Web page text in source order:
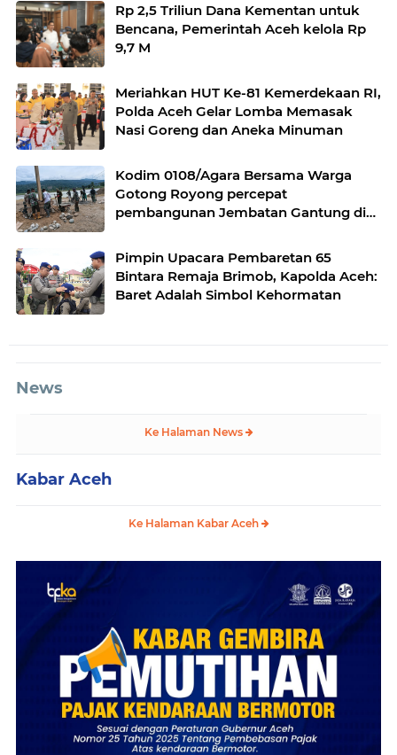
Rp 2,5 Triliun Dana Kementan untuk
Bencana, Pemerintah Aceh kelola Rp
9,7 M
Meriahkan HUT Ke-81 Kemerdekaan RI,
Polda Aceh Gelar Lomba Memasak
Nasi Goreng dan Aneka Minuman
Kodim 0108/Agara Bersama Warga
Gotong Royong percepat
pembangunan Jembatan Gantung di
Pimpin Upacara Pembaretan 65
Bintara Remaja Brimob, Kapolda Aceh:
Baret Adalah Simbol Kehormatan
News
Ke Halaman News
Kabar Aceh
Ke Halaman Kabar Aceh